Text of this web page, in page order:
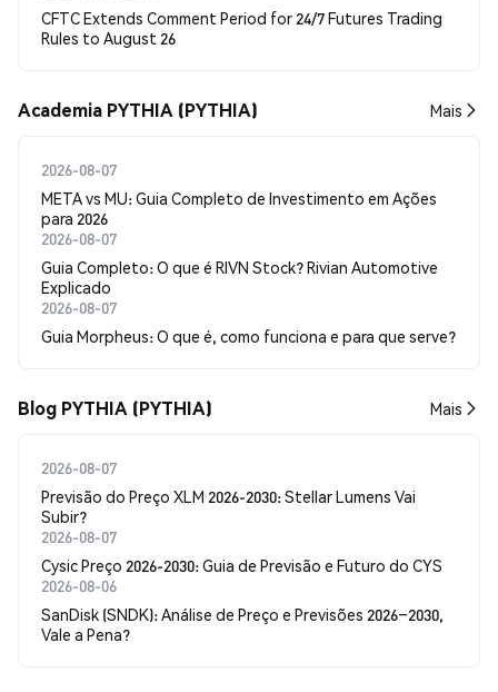
CFTC Extends Comment Period for 24/7 Futures Trading
Rules to August 26
Academia PYTHIA (PYTHIA) Mais
2026-08-07
META vs MU: Guia Completo de Investimento em Ações
para 2026
2026-08-07
Guia Completo: O que é RIVN Stock? Rivian Automotive
Explicado
2026-08-07
Guia Morpheus: O que é, como funciona e para que serve?
Blog PYTHIA (PYTHIA) Mais
2026-08-07
Previsão do Preço XLM 2026-2030: Stellar Lumens Vai
Subir?
2026-08-07
Cysic Preço 2026-2030: Guia de Previsão e Futuro do CYS
2026-08-06
SanDisk (SNDK): Análise de Preço e Previsões 2026–2030,
Vale a Pena?